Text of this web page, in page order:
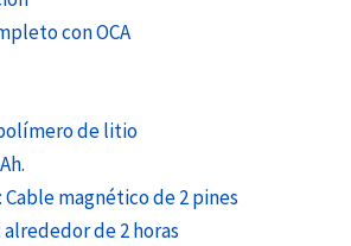
con OCA
de litio
magnético de 2 pines
de 2 horas